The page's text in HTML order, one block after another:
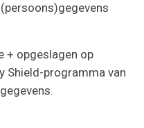
+ opgeslagen op
Shield-programma van